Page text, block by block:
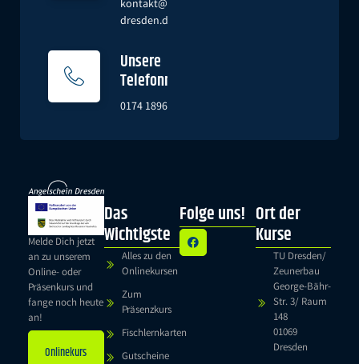
kontakt@angeln-
dresden.de
Unsere
Telefonnummer
0174 1896851
Melde Dich jetzt
an zu unserem
Online- oder
Präsenkurs und
fange noch heute
an!
Onlinekurs
Das
Wichtigste
Alles zu den
Onlinekursen
Zum
Präsenzkurs
Fischlernkarten
Gutscheine
Folge uns! Ort der
Kurse
TU Dresden/
Zeunerbau
George-Bähr-
Str. 3/ Raum
148
01069
Dresden